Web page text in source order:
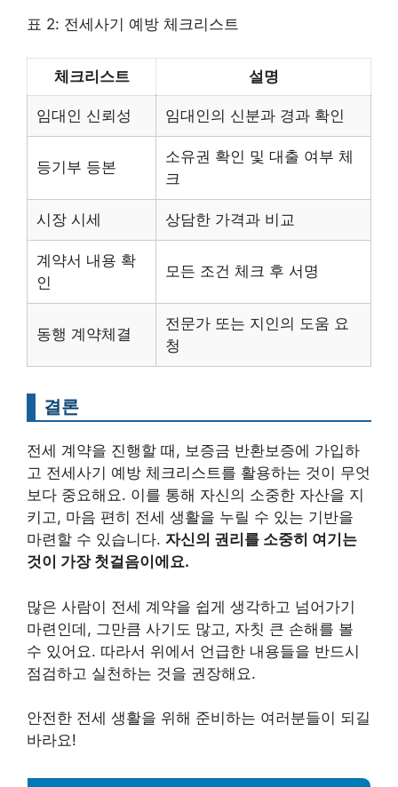
표 2: 전세사기 예방 체크리스트
체크리스트 설명
임대인 신뢰성 임대인의 신분과 경과 확인
등기부 등본
소유권 확인 및 대출 여부 체
크
시장 시세 상담한 가격과 비교
계약서 내용 확
인
모든 조건 체크 후 서명
동행 계약체결
전문가 또는 지인의 도움 요
청
결론
전세 계약을 진행할 때, 보증금 반환보증에 가입하
고 전세사기 예방 체크리스트를 활용하는 것이 무엇
보다 중요해요. 이를 통해 자신의 소중한 자산을 지
키고, 마음 편히 전세 생활을 누릴 수 있는 기반을
마련할 수 있습니다. 자신의 권리를 소중히 여기는
것이 가장 첫걸음이에요.
많은 사람이 전세 계약을 쉽게 생각하고 넘어가기
마련인데, 그만큼 사기도 많고, 자칫 큰 손해를 볼
수 있어요. 따라서 위에서 언급한 내용들을 반드시
점검하고 실천하는 것을 권장해요.
안전한 전세 생활을 위해 준비하는 여러분들이 되길
바라요!